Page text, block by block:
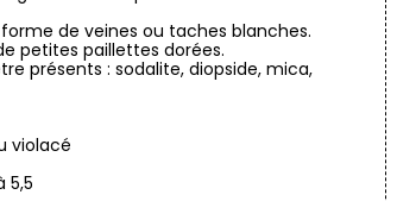
de veines ou taches blanches.
petites paillettes dorées.
présents : sodalite, diopside, mica,
violacé
5,5